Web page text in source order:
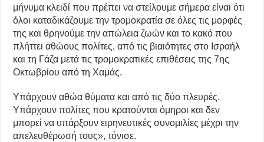
μήνυμα κλειδί που πρέπει να στείλουμε σήμερα είναι ότι
όλοι καταδικάζουμε την τρομοκρατία σε όλες τις μορφές
της και θρηνούμε την απώλεια ζωών και το κακό που
πλήττει αθώους πολίτες, από τις βιαιότητες στο Ισραήλ
και τη Γάζα μετά τις τρομοκρατικές επιθέσεις της 7ης
Οκτωβρίου από τη Χαμάς.
Υπάρχουν αθώα θύματα και από τις δύο πλευρές.
Υπάρχουν πολίτες που κρατούνται όμηροι και δεν
μπορεί να υπάρξουν ειρηνευτικές συνομιλίες μέχρι την
απελευθέρωσή τους», τόνισε.